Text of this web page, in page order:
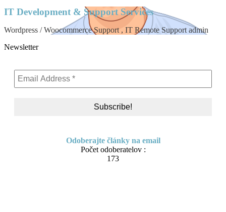
IT Development & Support Services
Wordpress / Woocommerce Support , IT Remote Support admin
Newsletter
Odoberajte články na email
Počet odoberatelov :
173